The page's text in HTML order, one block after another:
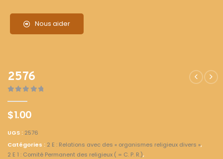
Nous aider
2576
$1.00
UGS : 2576
Catégories : 2 E : Relations avec des « organismes religieux divers »,
2 E 1 : Comité Permanent des religieux ( = C. P. R.),